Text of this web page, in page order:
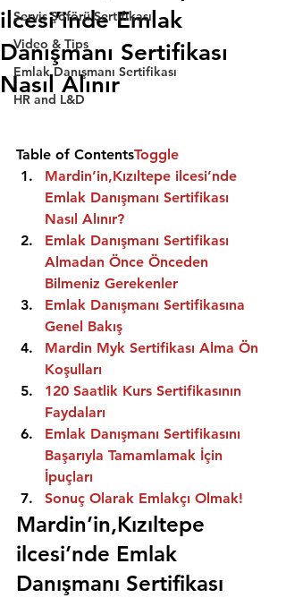
Servis Şöförü Sertifikası
Video & Tips
Emlak Danışmanı Sertifikası
HR and L&D
ilcesi’inde Emlak
Danışmanı Sertifikası
Nasıl Alınır
Table of ContentsToggle
Mardin’in,Kızıltepe ilcesi’nde
Emlak Danışmanı Sertifikası
Nasıl Alınır?
Emlak Danışmanı Sertifikası
Almadan Önce Önceden
Bilmeniz Gerekenler
Emlak Danışmanı Sertifikasına
Genel Bakış
Mardin Myk Sertifikası Alma Ön
Koşulları
120 Saatlik Kurs Sertifikasının
Faydaları
Emlak Danışmanı Sertifikasını
Başarıyla Tamamlamak İçin
İpuçları
Sonuç Olarak Emlakçı Olmak!
Mardin’in,Kızıltepe
ilcesi’nde Emlak
Danışmanı Sertifikası